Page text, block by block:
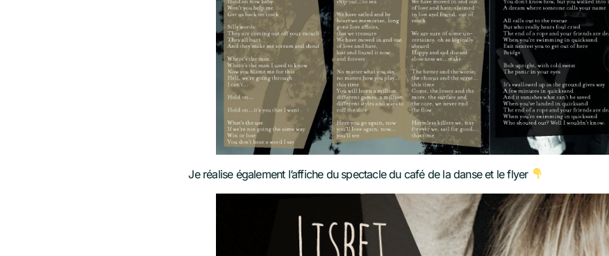
Je réalise également l’affiche du spectacle du café de la danse et le flyer